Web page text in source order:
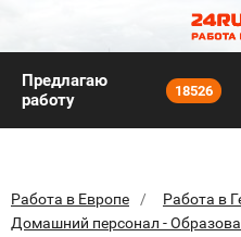
Предлагаю
работу
18526
Работа в Европе
Работа в
Домашний персонал -